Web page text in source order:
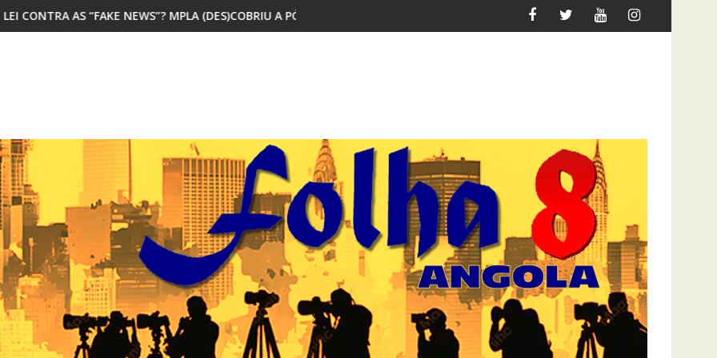
MPLA (DES)COBRIU A PÓLVORAMAIORIA DOS JOVENS AFRICANOS QUER MIGRAR ATAQUE À UNITEL AINDA AFECTA A